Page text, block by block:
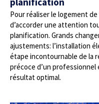
Pour réaliser le logement
d’accorder une attention
planification. Grands
ajustements: l’installation
étape incontournable de la
précoce d’un
résultat optimal.